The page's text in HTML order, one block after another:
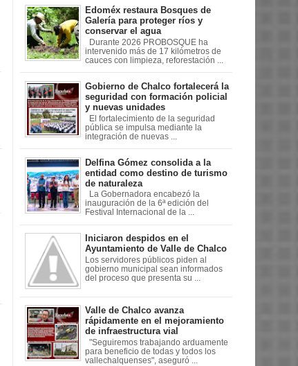
Edoméx restaura Bosques de
Galería para proteger ríos y
conservar el agua
Durante 2026 PROBOSQUE ha
intervenido más de 17 kilómetros de
cauces con limpieza, reforestación ...
Gobierno de Chalco fortalecerá la
seguridad con formación policial
y nuevas unidades
El fortalecimiento de la seguridad
pública se impulsa mediante la
integración de nuevas ...
Delfina Gómez consolida a la
entidad como destino de turismo
de naturaleza
La Gobernadora encabezó la
inauguración de la 6ª edición del
Festival Internacional de la ...
Iniciaron despidos en el
Ayuntamiento de Valle de Chalco
Los servidores públicos piden al
gobierno municipal sean informados
del proceso que presenta su ...
Valle de Chalco avanza
rápidamente en el mejoramiento
de infraestructura vial
"Seguiremos trabajando arduamente
para beneficio de todas y todos los
vallechalquenses", aseguró ...